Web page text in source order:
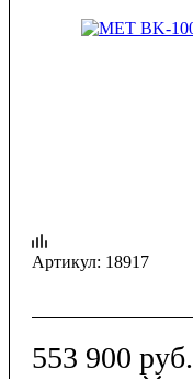
Артикул: 18917
553 900 руб.